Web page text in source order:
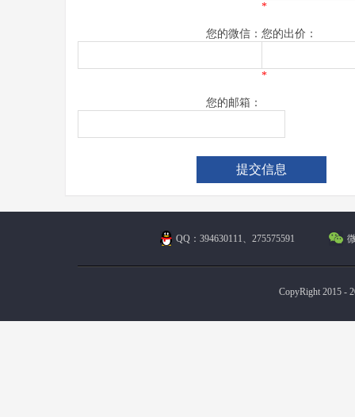
*
您的微信： 您的出价：
*
您的邮箱：
QQ：394630111、275575591
CopyRight 2015 -